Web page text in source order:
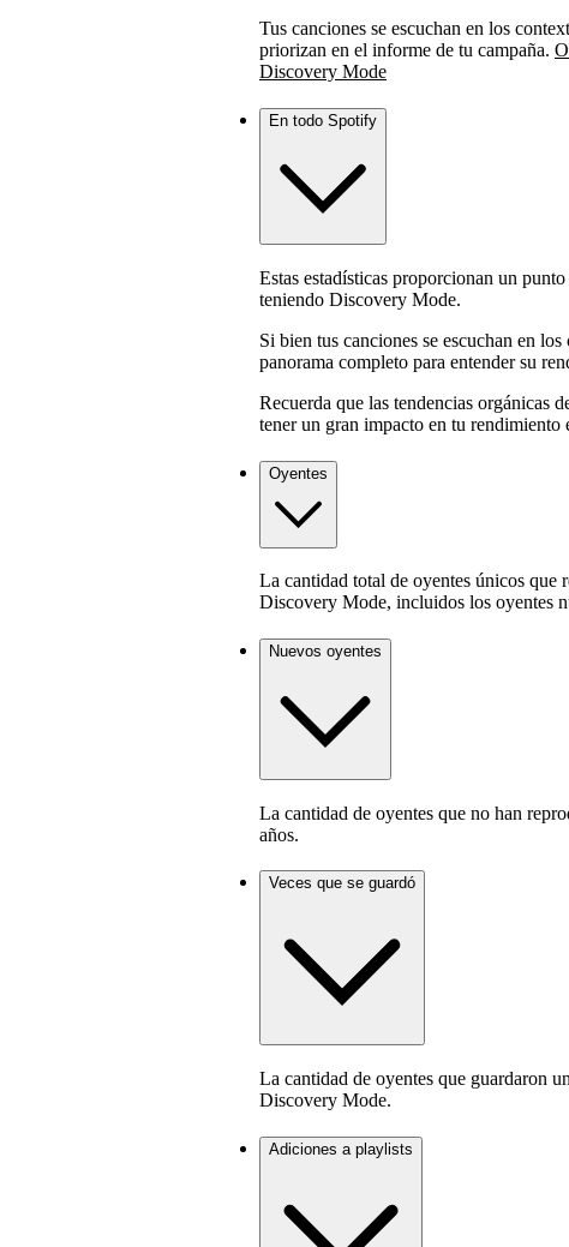
Tus canciones se escuchan en los
priorizan en el informe de tu campaña.
Discovery Mode
En todo Spotify
Estas estadísticas proporcionan un
teniendo Discovery Mode.
Si bien tus canciones se escuchan en
panorama completo para entender su
Recuerda que las tendencias orgánicas
tener un gran impacto en tu rendimiento
Oyentes
La cantidad total de oyentes únicos que
Discovery Mode, incluidos los oyentes
Nuevos oyentes
La cantidad de oyentes que no han
años.
Veces que se guardó
La cantidad de oyentes que guardaron
Discovery Mode.
Adiciones a playlists